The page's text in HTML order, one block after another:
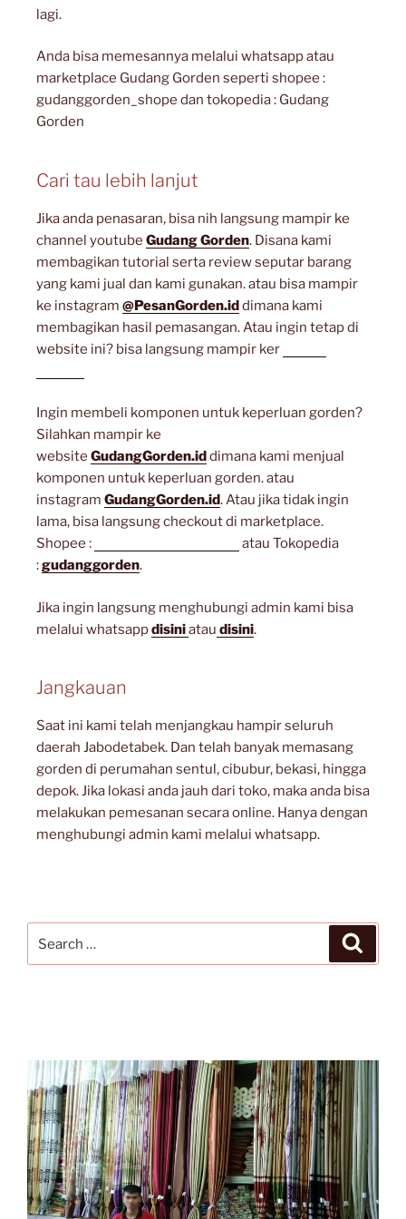
lagi.
Anda bisa memesannya melalui whatsapp atau
marketplace Gudang Gorden seperti shopee :
gudanggorden_shope dan tokopedia : Gudang
Gorden
Cari tau lebih lanjut
Jika anda penasaran, bisa nih langsung mampir ke
channel youtube Gudang Gorden. Disana kami
membagikan tutorial serta review seputar barang
yang kami jual dan kami gunakan. atau bisa mampir
ke instagram @PesanGorden.iddimana kami
membagikan hasil pemasangan. Atau ingin tetap di
website ini? bisa langsung mampir ker
Ingin membeli komponen untuk keperluan gorden?
Silahkan mampir ke
website GudangGorden.iddimana kami menjual
komponen untuk keperluan gorden. atau
instagram GudangGorden.id. Atau jika tidak ingin
lama, bisa langsung checkout di marketplace.
Shopee :
atau Tokopedia
:gudanggorden.
Jika ingin langsung menghubungi admin kami bisa
melalui whatsappdisiniatau disini.
Jangkauan
Saat ini kami telah menjangkau hampir seluruh
daerah Jabodetabek. Dan telah banyak memasang
gorden di perumahan sentul, cibubur, bekasi, hingga
depok. Jika lokasi anda jauh dari toko, maka anda bisa
melakukan pemesanan secara online. Hanya dengan
menghubungi admin kami melalui whatsapp.